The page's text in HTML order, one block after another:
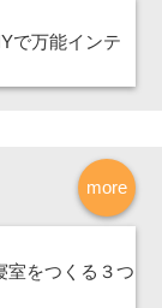
で万能インテ
more
室をつくる３つ